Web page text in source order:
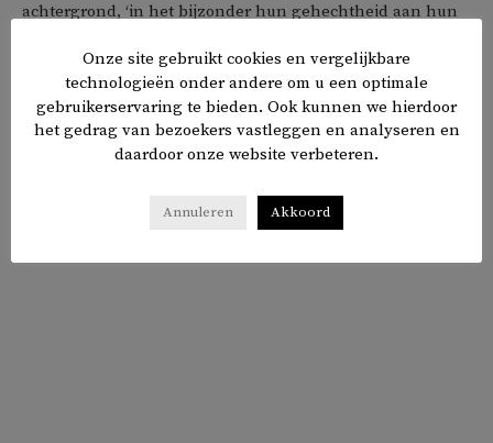
achtergrond, ‘in het bijzonder hun gehechtheid aan hun
Delen 𝕏 f in ✉
Onze site gebruikt cookies en vergelijkbare
technologieën onder andere om u een optimale
gebruikerservaring te bieden. Ook kunnen we hierdoor
het gedrag van bezoekers vastleggen en analyseren en
daardoor onze website verbeteren.
Annuleren Akkoord